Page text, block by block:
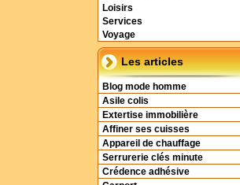
Loisirs
Services
Voyage
Les articles
Blog mode homme
Asile colis
Extertise immobilière
Affiner ses cuisses
Appareil de chauffage
Serrurerie clés minute
Crédence adhésive